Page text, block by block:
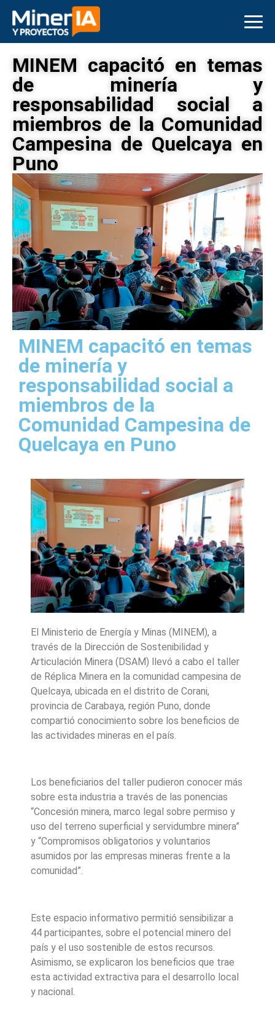
MINEM capacitó en temas
de minería y
responsabilidad social a
miembros de la Comunidad
Campesina de Quelcaya en
Puno
MINEM capacitó en temas
de minería y
responsabilidad social a
miembros de la
Comunidad Campesina de
Quelcaya en Puno
El Ministerio de Energía y Minas (MINEM), a
través de la Dirección de Sostenibilidad y
Articulación Minera (DSAM) llevó a cabo el taller
de Réplica Minera en la comunidad campesina de
Quelcaya, ubicada en el distrito de Corani,
provincia de Carabaya, región Puno, donde
compartió conocimiento sobre los beneficios de
las actividades mineras en el país.
Los beneficiarios del taller pudieron conocer más
sobre esta industria a través de las ponencias
“Concesión minera, marco legal sobre permiso y
uso del terreno superficial y servidumbre minera”
y “Compromisos obligatorios y voluntarios
asumidos por las empresas mineras frente a la
comunidad”.
Este espacio informativo permitió sensibilizar a
44 participantes, sobre el potencial minero del
país y el uso sostenible de estos recursos.
Asimismo, se explicaron los beneficios que trae
esta actividad extractiva para el desarrollo local
y nacional.